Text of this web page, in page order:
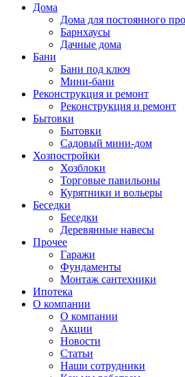
Дома
Дома для постоянного
Барнхаусы
Дачные дома
Бани
Бани под ключ
Мини-бани
Реконструкция и ремонт
Реконструкция и ремонт
Бытовки
Бытовки
Садовый мини-дом
Хозпостройки
Хозблоки
Торговые павильоны
Курятники и вольеры
Беседки
Беседки
Деревянные навесы
Прочее
Гаражи
Фундаменты
Монтаж сантехники
Ипотека
О компании
О компании
Акции
Новости
Статьи
Наши сотрудники